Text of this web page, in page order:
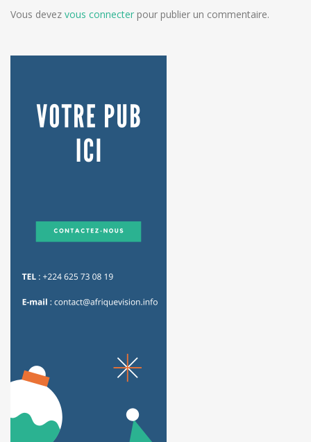
Vous devez vous connecter pour publier un commentaire.